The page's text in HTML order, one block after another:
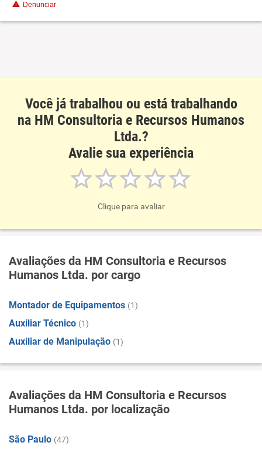
Denunciar
Você já trabalhou ou está trabalhando
na HM Consultoria e Recursos Humanos
Ltda.?
Avalie sua experiência
Clique para avaliar
Avaliações da HM Consultoria e Recursos
Humanos Ltda. por cargo
Montador de Equipamentos (1)
Auxiliar Técnico (1)
Auxiliar de Manipulação (1)
Avaliações da HM Consultoria e Recursos
Humanos Ltda. por localização
São Paulo (47)